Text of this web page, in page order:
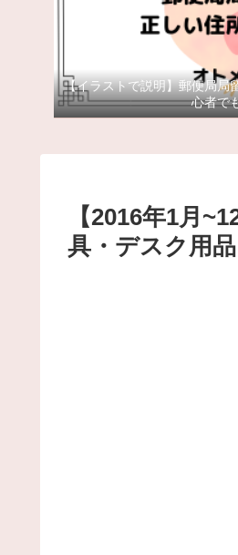
【イラストで説明】郵便局局
心者で
【2016年1月
具・デスク用